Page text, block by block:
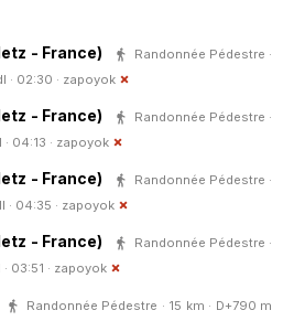
- France)
Randonnée Pédestre ·
· 02:30 · zapoyok
- France)
Randonnée Pédestre ·
04:13 · zapoyok
- France)
Randonnée Pédestre ·
· 04:35 · zapoyok
- France)
Randonnée Pédestre ·
03:51 · zapoyok
Randonnée Pédestre · 15 km · D+790 m